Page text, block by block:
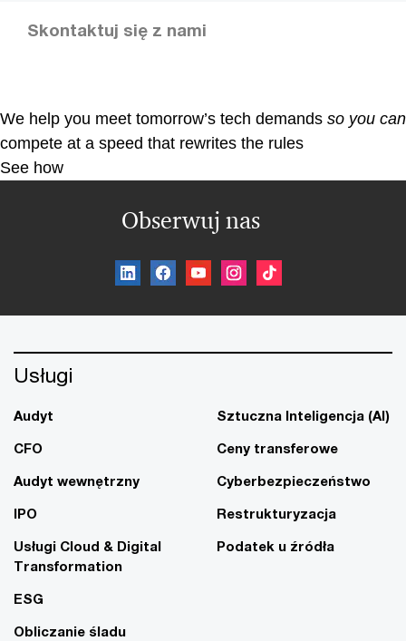
Skontaktuj się z nami
We help you meet tomorrow’s tech demands so you can
compete at a speed that rewrites the rules
See how
Obserwuj nas
Usługi
Audyt
CFO
Audyt wewnętrzny
IPO
Usługi Cloud & Digital
Transformation
ESG
Obliczanie śladu
Sztuczna Inteligencja (AI)
Ceny transferowe
Cyberbezpieczeństwo
Restrukturyzacja
Podatek u źródła